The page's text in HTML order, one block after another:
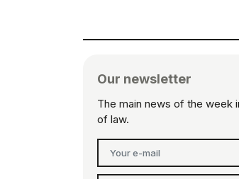
Our newsletter
The main news of the week
of law.